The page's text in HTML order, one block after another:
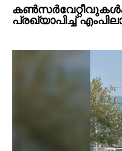
കണ്‍സര്‍വേറ്റീവുകള്‍ക്ക്
പ്രഖ്യാപിച്ച്